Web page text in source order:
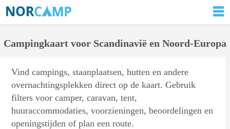
Campingkaart voor Scandinavië en Noord-Europa
Vind campings, staanplaatsen, hutten en andere
overnachtingsplekken direct op de kaart. Gebruik
filters voor camper, caravan, tent,
huuraccommodaties, voorzieningen, beoordelingen en
openingstijden of plan een route.